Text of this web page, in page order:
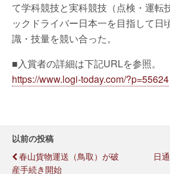
て学科競技と実科競技（点検・運転
ックドライバー日本一を目指して日
識・技量を競い合った。
■入賞者の詳細は下記URLを参照。
https://www.logi-today.com/?p=55624
以前の投稿
春山貨物運送（鳥取）が破
産手続き開始
日